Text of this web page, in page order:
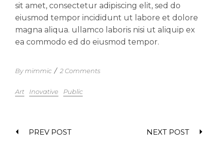
sit amet, consectetur adipiscing elit, sed do
eiusmod tempor incididunt ut labore et dolore
magna aliqua. ullamco laboris nisi ut aliquip ex
ea commodo ed do eiusmod tempor.
By mimmic / 2 Comments
Art Inovative Public
PREV POST NEXT POST